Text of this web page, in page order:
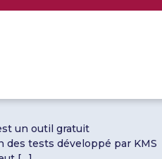
un outil gratuit
des tests développé par KMS